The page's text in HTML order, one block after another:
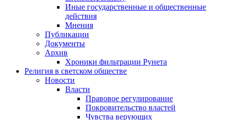
Иные государственные и общественные
действия
Мнения
Публикации
Документы
Архив
Хроники фильтрации Рунета
Религия в светском обществе
Новости
Власти
Правовое регулирование
Покровительство властей
Чувства верующих